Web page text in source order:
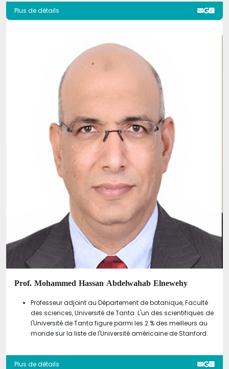
Plus de détails
Prof. Mohammed Hassan Abdelwahab Elnewehy
Professeur adjoint au Département de botanique, Faculté
des sciences, Université de Tanta. L'un des scientifiques de
l'Université de Tanta figure parmi les 2 % des meilleurs au
monde sur la liste de l'Université américaine de Stanford.
Plus de détails